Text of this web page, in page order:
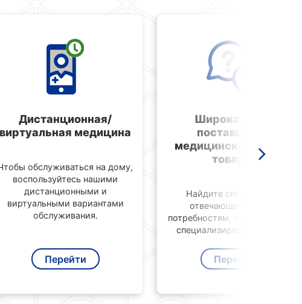
Дистанционная/
виртуальная медицина
обслуживаться на дому,
воспользуйтесь нашими
дистанционными и
виртуальными вариантами
обслуживания.
Перейти
Широкая сеть
поставщиков
медицинских услуг и
товаров
Найдите специалиста,
отвечающего вашим
потребностям, через широкую
специализированную сеть.
Перейти